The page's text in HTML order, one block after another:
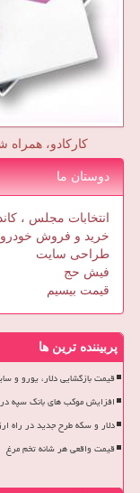
کارکادو، همراه
دوستان ما
انتخابات مجلس ،
خرید و فروش خودرو
طراحی سایت
فیش حج
قیمت بیسیم
پربیننده ترین ها
قیمت بازگشایی دلار، یورو و سایر ارزها امروز ۱۳
افزایش موکب های بانک سپه در
دلار و سکه طرح جدید در راه
قیمت واقعی هر شانه تخم مرغ